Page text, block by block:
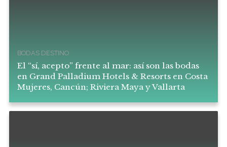
BODAS DESTINO
El “sí, acepto” frente al mar: así son las bodas
en Grand Palladium Hotels & Resorts en Costa
Mujeres, Cancún; Riviera Maya y Vallarta